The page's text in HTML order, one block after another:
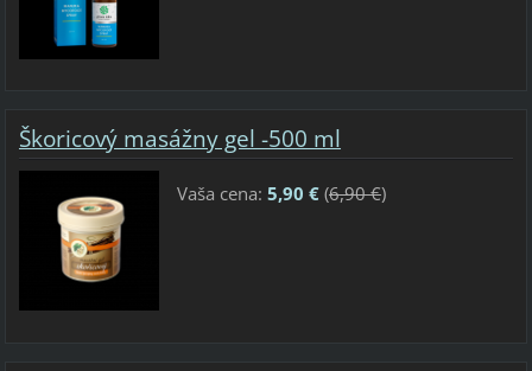
Škoricový masážny gel -500 ml
Vaša cena: 5,90 €(6,90 €)